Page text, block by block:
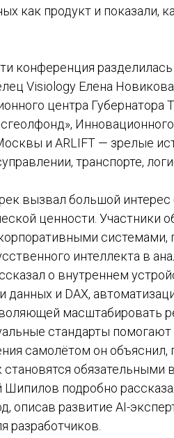
как продукт и показали,
конференция
Visiology Елена
центра Губернатора
и ARLIFT — зрелые
транспорте,
вызвал большой
ценности. Участники
системами,
интеллекта в
о внутреннем
данных и DAX,
масштабировать
стандарты
самолётом он
обязательными
Шипилов подробно
описав развитие AI-
разработчиков.